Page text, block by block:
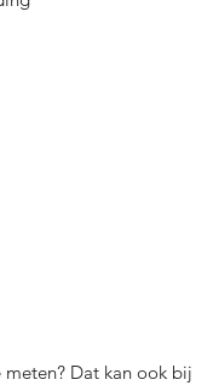
Dat kan ook bij